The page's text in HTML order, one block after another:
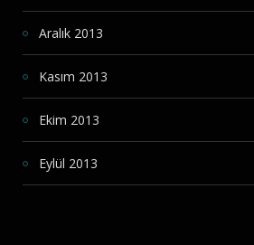
Aralık 2013
Kasım 2013
Ekim 2013
Eylül 2013